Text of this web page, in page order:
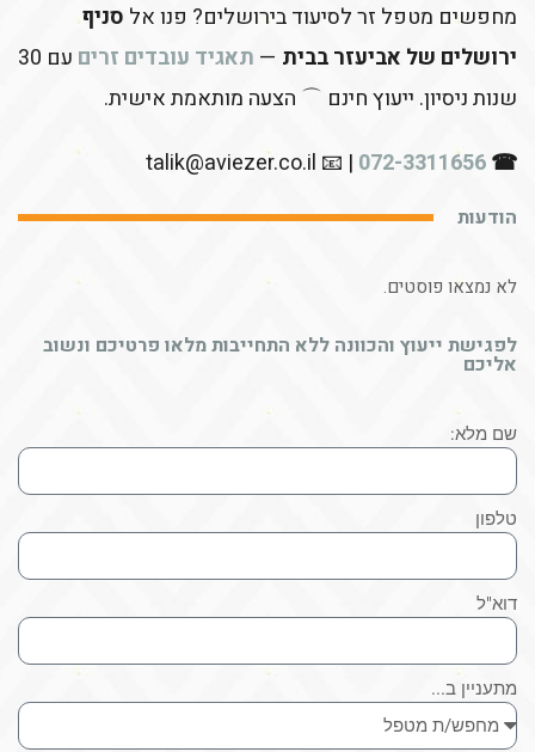
מחפשים מטפל זר לסיעוד בירושלים? פנו אל סניף
ירושלים של אביעזר בבית — תאגיד עובדים זרים
עם 30
שנות ניסיון. ייעוץ חינם ⌒ הצעה מותאמת אישית.
☎
072-3311656
| 📧 talik@aviezer.co.il
הודעות
לא נמצאו פוסטים.
לפגישת ייעוץ והכוונה ללא התחייבות מלאו פרטיכם ונשוב
אליכם
שם מלא:
טלפון
דוא"ל
מתעניין ב...